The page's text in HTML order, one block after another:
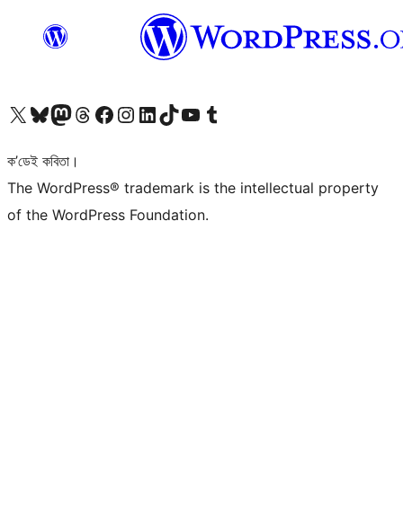
আমাৰ X (আগৰ Twitter) একাউণ্টলৈ যাওকআমাৰ Bluesky একাউণ্টলৈ যাওকআমাৰ Mastodon একাউণ্টলৈ যাওকআমাৰ Threads একাউণ্টলৈ যাওকআমাৰ Facebook পৃষ্ঠালৈ যাওকআমাৰ Instagram একাউণ্টলৈ যাওকআমাৰ LinkedIn একাউণ্টলৈ যাওকআমাৰ TikTok একাউণ্টলৈ যাওকআমাৰ YouTube চেনেললৈ যাওকআমাৰ Tumblr একাউণ্টলৈ যাওক
ক’ডেই কবিতা।
The WordPress® trademark is the intellectual property
of the WordPress Foundation.